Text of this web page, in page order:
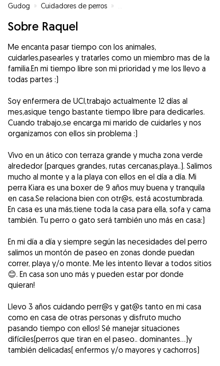
Gudog » Cuidadores de perros »
Sobre Raquel
Me encanta pasar tiempo con los animales,
cuidarles,pasearles y tratarles como un miembro mas de la
familia.En mi tiempo libre son mi prioridad y me los llevo a
todas partes :)
Soy enfermera de UCI,trabajo actualmente 12 días al
mes,asique tengo bastante tiempo libre para dedicarles.
Cuando trabajo,se encarga mi marido de cuidarles y nos
organizamos con ellos sin problema :)
Vivo en un ático con terraza grande y mucha zona verde
alrededor (parques grandes, rutas cercanas,playa..). Salimos
mucho al monte y a la playa con ellos en el día a día. Mi
perra Kiara es una boxer de 9 años muy buena y tranquila
en casa.Se relaciona bien con otr@s, está acostumbrada.
En casa es una más,tiene toda la casa para ella, sofa y cama
también. Tu perro o gato será también uno más en casa:)
En mi día a día y siempre según las necesidades del perro
salimos un montón de paseo en zonas donde puedan
correr, playa y/o monte. Me les intento llevar a todos sitios
😊. En casa son uno más y pueden estar por donde
quieran!
Llevo 3 años cuidando perr@s y gat@s tanto en mi casa
como en casa de otras personas y disfruto mucho
pasando tiempo con ellos! Sé manejar situaciones
difíciles(perros que tiran en el paseo.. dominantes…)y
también delicadas( enfermos y/o mayores y cachorros)